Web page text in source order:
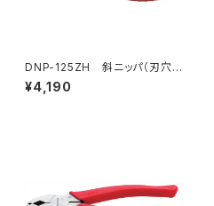
DNP-125ZH 斜ニッパ（刃穴
付）
¥4,190